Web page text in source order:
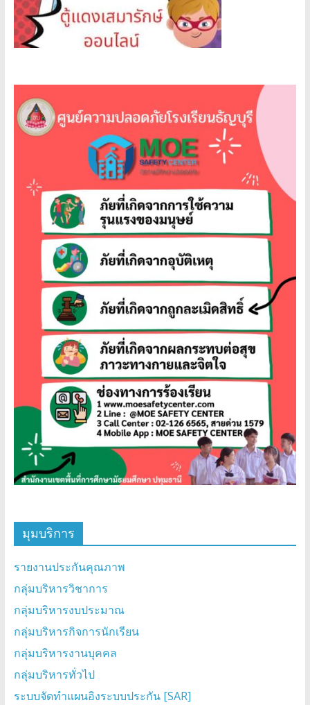
มุมบริการ
รายงานประกันคุณภาพ
กลุ่มบริหารวิชาการ
กลุ่มบริหารงบประมาณ
กลุ่มบริหารกิจการนักเรียน
กลุ่มบริหารงานบุคคล
กลุ่มบริหารทั่วไป
ระบบจัดทำแผนอิงระบบประกัน [SAR]